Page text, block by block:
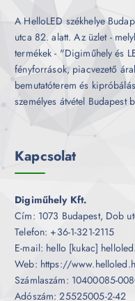
A HelloLED székhelye
utca 82. alatt. Az üzlet -
termékek - "Digiműhely és
fényforrások, piacvezető
bemutatóterem és
személyes átvétel Budapest
Kapcsolat
Digiműhely Kft.
Cím: 1073 Budapest, Dob
Telefon: +36-1-321-2115
E-mail: hello [kukac]
Web: https://
Számlaszám: 10400085-
Adószám: 25525005-2-42